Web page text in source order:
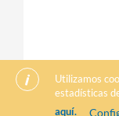
Utilizamos
estadísticas
aquí.